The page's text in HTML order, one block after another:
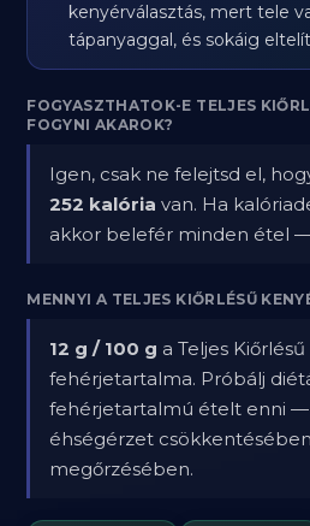
kenyérválasztás, mert tele
tápanyaggal, és sokáig
FOGYASZTHATOK-E TELJES
FOGYNI AKAROK?
Igen, csak ne felejtsd el,
252 kalória van. Ha
akkor belefér minden étel —
MENNYI A TELJES KIŐRLÉSŰ
12 g / 100 g a Teljes
fehérjetartalma. Próbálj
fehérjetartalmú ételt enni —
éhségérzet
megőrzésében.